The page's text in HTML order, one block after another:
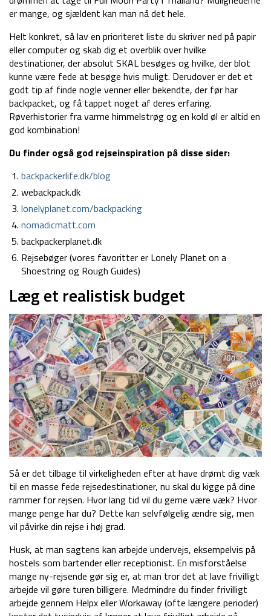
er mange, og sjældent kan man nå det hele.
Helt konkret, så lav en prioriteret liste du skriver ned på papir
eller computer og skab dig et overblik over hvilke
destinationer, der absolut SKAL besøges og hvilke, der blot
kunne være fede at besøge hvis muligt. Derudover er det et
godt tip af finde nogle venner eller bekendte, der før har
backpacket, og få tappet noget af deres erfaring.
Røverhistorier fra varme himmelstrøg og en kold øl er altid en
god kombination!
Du finder også god rejseinspiration på disse sider:
backpackerlife.dk/blog
webackpack.dk
lonelyplanet.com/backpacking
nomadicmatt.com
backpackerplanet.dk
Rejsebøger (vores favoritter er Lonely Planet on a
Shoestring og Rough Guides)
Læg et realistisk budget
Så er det tilbage til virkeligheden efter at have drømt dig væk
til en masse fede rejsedestinationer, nu skal du kigge på dine
rammer for rejsen. Hvor lang tid vil du gerne være væk? Hvor
mange penge har du? Dette kan selvfølgelig ændre sig, men
vil påvirke din rejse i høj grad.
Husk, at man sagtens kan arbejde undervejs, eksempelvis på
hostels som bartender eller receptionist. En misforståelse
mange ny-rejsende gør sig er, at man tror det at lave frivilligt
arbejde vil gøre turen billigere. Medmindre du finder frivilligt
arbejde gennem Helpx eller Workaway (ofte længere perioder)